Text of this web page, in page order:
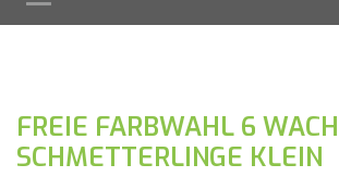
FREIE FARBWAHL 6
SCHMETTERLINGE KLEIN